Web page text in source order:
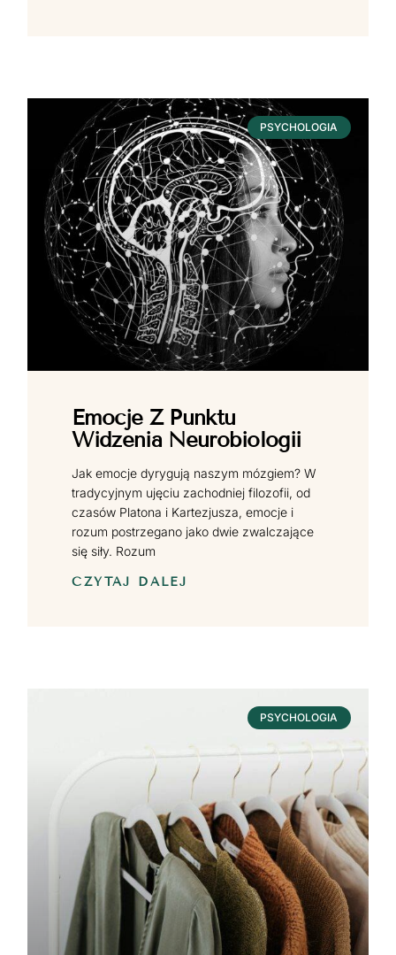
PSYCHOLOGIA
Emocje Z Punktu
Widzenia Neurobiologii
Jak emocje dyrygują naszym mózgiem? W
tradycyjnym ujęciu zachodniej filozofii, od
czasów Platona i Kartezjusza, emocje i
rozum postrzegano jako dwie zwalczające
się siły. Rozum
CZYTAJ DALEJ
PSYCHOLOGIA